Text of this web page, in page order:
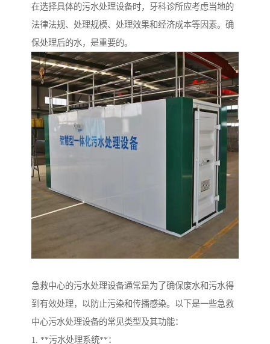
在选择具体的污水处理设备时，牙科诊所应考虑当地的
法律法规、处理规模、处理效果和经济成本等因素。确
保处理后的水，是重要的。
急救中心的污水处理设备通常是为了确保废水和污水得
到有效处理，以防止污染和传播感染。以下是一些急救
中心污水处理设备的常见类型及其功能：
1. **污水处理系统**：